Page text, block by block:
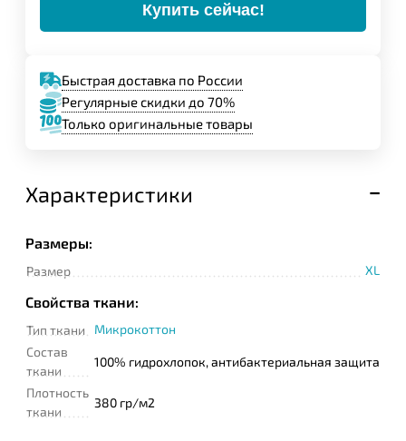
Купить сейчас!
Быстрая доставка по России
Регулярные скидки до 70%
Только оригинальные товары
Характеристики
Размеры:
Размер XL
Свойства ткани:
Тип ткани
Микрокоттон
Состав
ткани
100% гидрохлопок, антибактериальная защита
Плотность
ткани
380 гр/м2